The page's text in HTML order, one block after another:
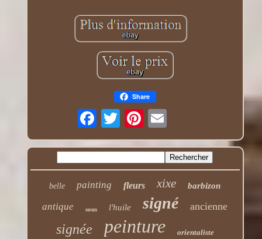
Share
belle painting fleurs xixe barbizon
antique sous l'huile signé ancienne
signée peinture orientaliste